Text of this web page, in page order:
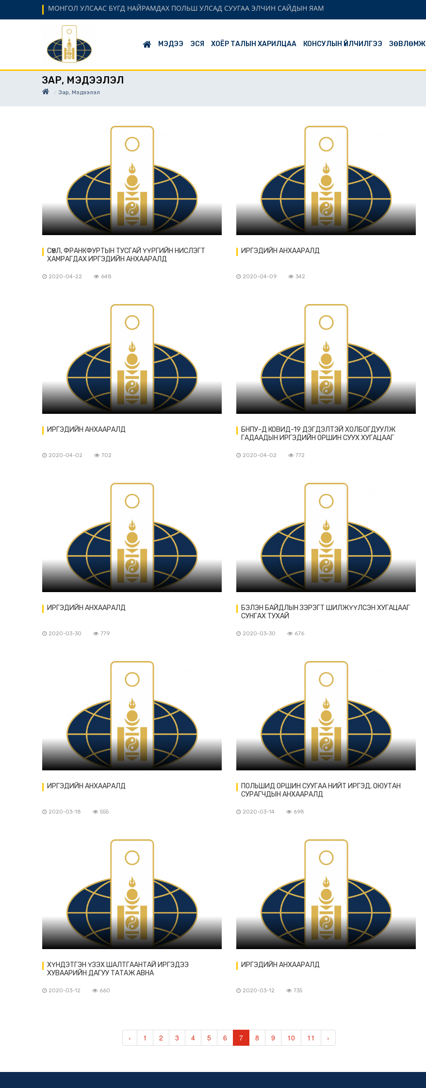
МОНГОЛ УЛСААС БҮГД НАЙРАМДАХ ПОЛЬШ УЛСАД СУУГАА ЭЛЧИН САЙДЫН ЯАМ
МЭДЭЭ ЭСЯ ХОЁР ТАЛЫН ХАРИЛЦАА КОНСУЛЫН ҮЙЛЧИЛГЭЭ ЗӨВЛӨМЖ
ЗАР, МЭДЭЭЛЭЛ
Зар, Мэдээлэл
СӨҮЛ, ФРАНКФУРТЫН ТУСГАЙ ҮҮРГИЙН НИСЛЭГТ
ХАМРАГДАХ ИРГЭДИЙН АНХААРАЛД
2020-04-22 648
ИРГЭДИЙН АНХААРАЛД
2020-04-09 342
ИРГЭДИЙН АНХААРАЛД
2020-04-02 702
БНПУ-Д КОВИД-19 ДЭГДЭЛТЭЙ ХОЛБОГДУУЛЖ
ГАДААДЫН ИРГЭДИЙН ОРШИН СУУХ ХУГАЦААГ
2020-04-02 772
ИРГЭДИЙН АНХААРАЛД
2020-03-30 779
БЭЛЭН БАЙДЛЫН ЗЭРЭГТ ШИЛЖҮҮЛСЭН ХУГАЦААГ
СУНГАХ ТУХАЙ
2020-03-30 676
ИРГЭДИЙН АНХААРАЛД
2020-03-18 555
ПОЛЬШИД ОРШИН СУУГАА НИЙТ ИРГЭД, ОЮУТАН
СУРАГЧДЫН АНХААРАЛД
2020-03-14 698
ХҮНДЭТГЭН ҮЗЭХ ШАЛТГААНТАЙ ИРГЭДЭЭ
ХУВААРИЙН ДАГУУ ТАТАЖ АВНА
2020-03-12 660
ИРГЭДИЙН АНХААРАЛД
2020-03-12 735
‹ 1 2 3 4 5 6 7 8 9 10 11 ›